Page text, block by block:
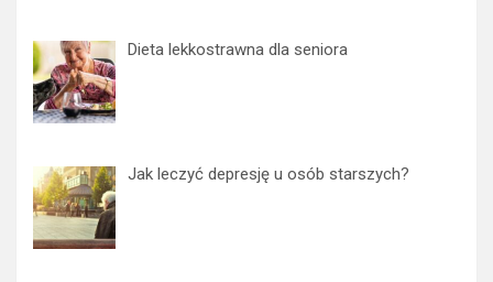
Dieta lekkostrawna dla seniora
Jak leczyć depresję u osób starszych?